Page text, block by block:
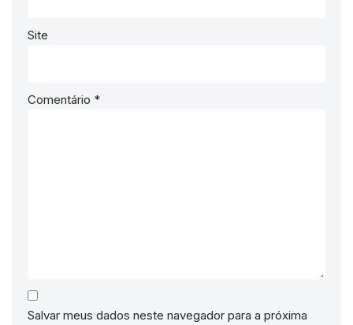
Site
Comentário *
Salvar meus dados neste navegador para a próxima